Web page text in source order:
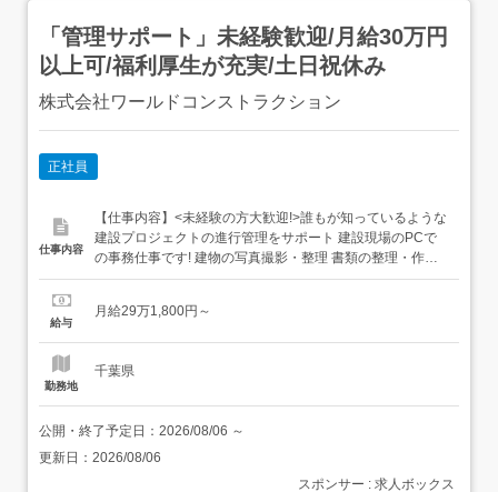
「管理サポート」未経験歓迎/月給30万円
以上可/福利厚生が充実/土日祝休み
株式会社ワールドコンストラクション
正社員
仕事内容
【仕事内容】<未経験の方大歓迎!>誰もが知っているような
建設プロジェクトの進行管理をサポート 建設現場のPCで
の事務仕事です! 建物の写真撮影・整理 書類の整理・作
成・ファイリング 申請書の作成 スケジュールの管理 スタ
ち合わせなど幅広い業務に携わることができます。デスク
給与
月給29万1,800円～
勤務地
千葉県
公開・終了予定日： 2026/08/06 ～
更新日： 2026/08/06
スポンサー : 求人ボックス